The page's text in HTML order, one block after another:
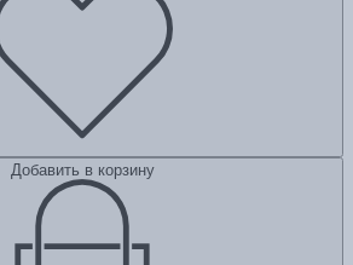
Добавить в корзину